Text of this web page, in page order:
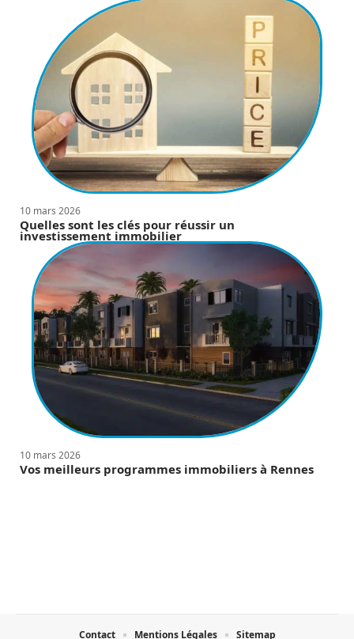
10 mars 2026
Quelles sont les clés pour réussir un
investissement immobilier
10 mars 2026
Vos meilleurs programmes immobiliers à Rennes
Contact Mentions Légales Sitemap